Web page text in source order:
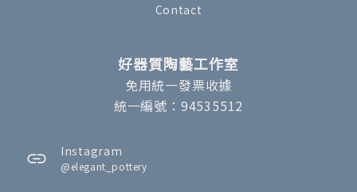
Contact
好器質陶藝工作室
免用統一發票收據
統一編號：94535512
Instagram
@elegant_pottery